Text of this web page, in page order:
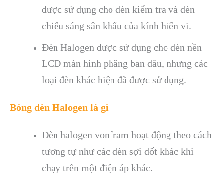
được sử dụng cho đèn kiểm tra và đèn
chiếu sáng sân khấu của kính hiển vi.
Đèn Halogen được sử dụng cho đèn nền
LCD màn hình phẳng ban đầu, nhưng các
loại đèn khác hiện đã được sử dụng.
Bóng đèn Halogen là gì
Đèn halogen vonfram hoạt động theo cách
tương tự như các đèn sợi đốt khác khi
chạy trên một điện áp khác.